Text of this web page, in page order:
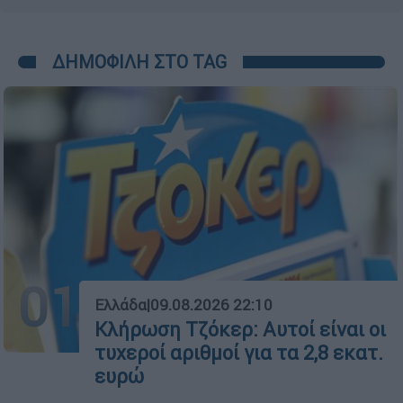
ΔΗΜΟΦΙΛΗ ΣΤΟ TAG
01 Ελλάδα|09.08.2026 22:10
Κλήρωση Τζόκερ: Αυτοί είναι οι
τυχεροί αριθμοί για τα 2,8 εκατ.
ευρώ